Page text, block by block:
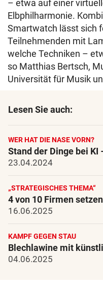
– etwa auf einer
Elbphilharmonie.
Smartwatch lässt sich
Teilnehmenden mit
welche Techniken –
so Matthias Bertsch,
Universität für Musik
Lesen Sie auch:
WER HAT DIE NASE VORN?
Stand der Dinge bei
23.04.2024
„STRATEGISCHES THEMA“
4 von 10 Firmen
16.06.2025
KAMPF GEGEN STAU
Blechlawine mit
04.06.2025